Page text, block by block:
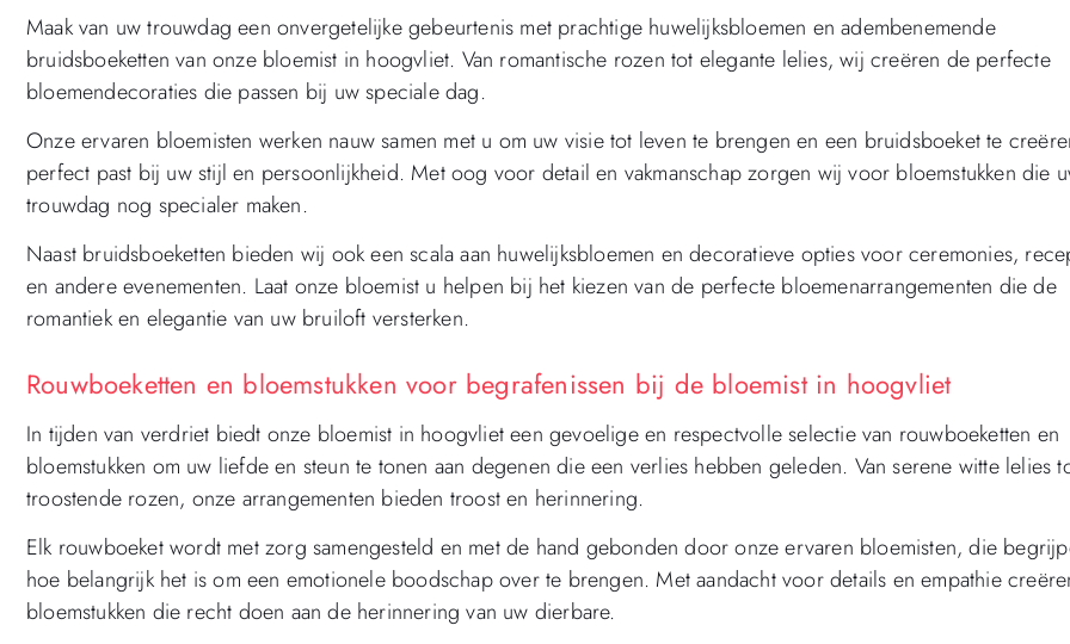
Maak van uw trouwdag een onvergetelijke gebeurtenis met prachtige huwelijksbloemen en adembenemende
bruidsboeketten van onze bloemist in hoogvliet. Van romantische rozen tot elegante lelies, wij creëren de perfecte
bloemendecoraties die passen bij uw speciale dag.
Onze ervaren bloemisten werken nauw samen met u om uw visie tot leven te brengen en een bruidsboeket te
perfect past bij uw stijl en persoonlijkheid. Met oog voor detail en vakmanschap zorgen wij voor bloemstukken die
trouwdag nog specialer maken.
Naast bruidsboeketten bieden wij ook een scala aan huwelijksbloemen en decoratieve opties voor ceremonies,
en andere evenementen. Laat onze bloemist u helpen bij het kiezen van de perfecte bloemenarrangementen die de
romantiek en elegantie van uw bruiloft versterken.
Rouwboeketten en bloemstukken voor begrafenissen bij de bloemist in hoogvliet
In tijden van verdriet biedt onze bloemist in hoogvliet een gevoelige en respectvolle selectie van rouwboeketten en
bloemstukken om uw liefde en steun te tonen aan degenen die een verlies hebben geleden. Van serene witte lelies
troostende rozen, onze arrangementen bieden troost en herinnering.
Elk rouwboeket wordt met zorg samengesteld en met de hand gebonden door onze ervaren bloemisten, die
hoe belangrijk het is om een emotionele boodschap over te brengen. Met aandacht voor details en empathie
bloemstukken die recht doen aan de herinnering van uw dierbare.